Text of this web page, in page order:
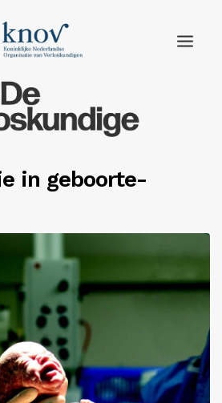
in geboorte-